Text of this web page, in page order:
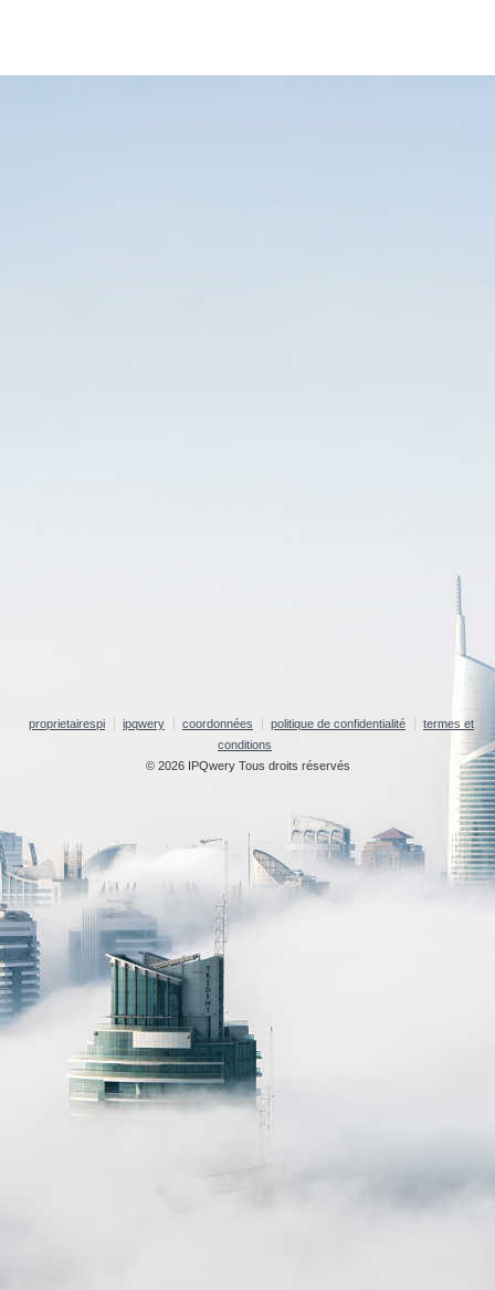
proprietairespi ipqwery coordonnées politique de confidentialité
termes et
conditions
© 2026 IPQwery Tous droits réservés